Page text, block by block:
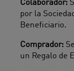
Colaborador:
por la
Beneficiario.
Comprador:
un Regalo de